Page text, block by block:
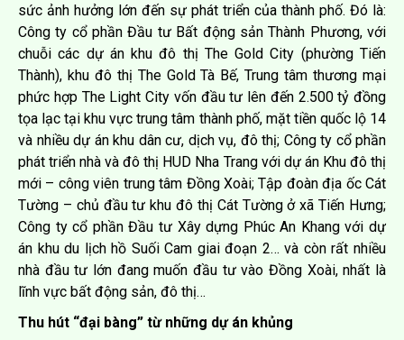
sức ảnh hưởng lớn đến sự phát triển của thành phố. Đó là:
Công ty cổ phần Đầu tư Bất động sản Thành Phương, với
chuỗi các dự án khu đô thị The Gold City (phường Tiến
Thành), khu đô thị The Gold Tà Bế, Trung tâm thương mại
phức hợp The Light City vốn đầu tư lên đến 2.500 tỷ đồng
tọa lạc tại khu vực trung tâm thành phố, mặt tiền quốc lộ 14
và nhiều dự án khu dân cư, dịch vụ, đô thị; Công ty cổ phần
phát triển nhà và đô thị HUD Nha Trang với dự án Khu đô thị
mới – công viên trung tâm Đồng Xoài; Tập đoàn địa ốc Cát
Tường – chủ đầu tư khu đô thị Cát Tường ở xã Tiến Hưng;
Công ty cổ phần Đầu tư Xây dựng Phúc An Khang với dự
án khu du lịch hồ Suối Cam giai đoạn 2… và còn rất nhiều
nhà đầu tư lớn đang muốn đầu tư vào Đồng Xoài, nhất là
lĩnh vực bất động sản, đô thị…
Thu hút “đại bàng” từ những dự án khủng